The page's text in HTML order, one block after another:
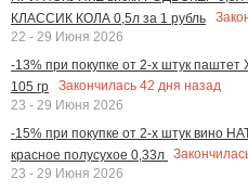
КЛАССИК КОЛА 0,5л за 1 рубль
22 - 29 Июня 2026
-13% при покупке от 2-х штук
105 гр
Закончилась 42 дня назад
23 - 29 Июня 2026
-15% при покупке от 2-х штук вино
красное полусухое 0,33л
23 - 29 Июня 2026